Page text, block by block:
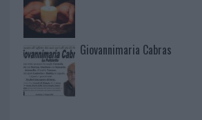
Giovannimaria Cabras